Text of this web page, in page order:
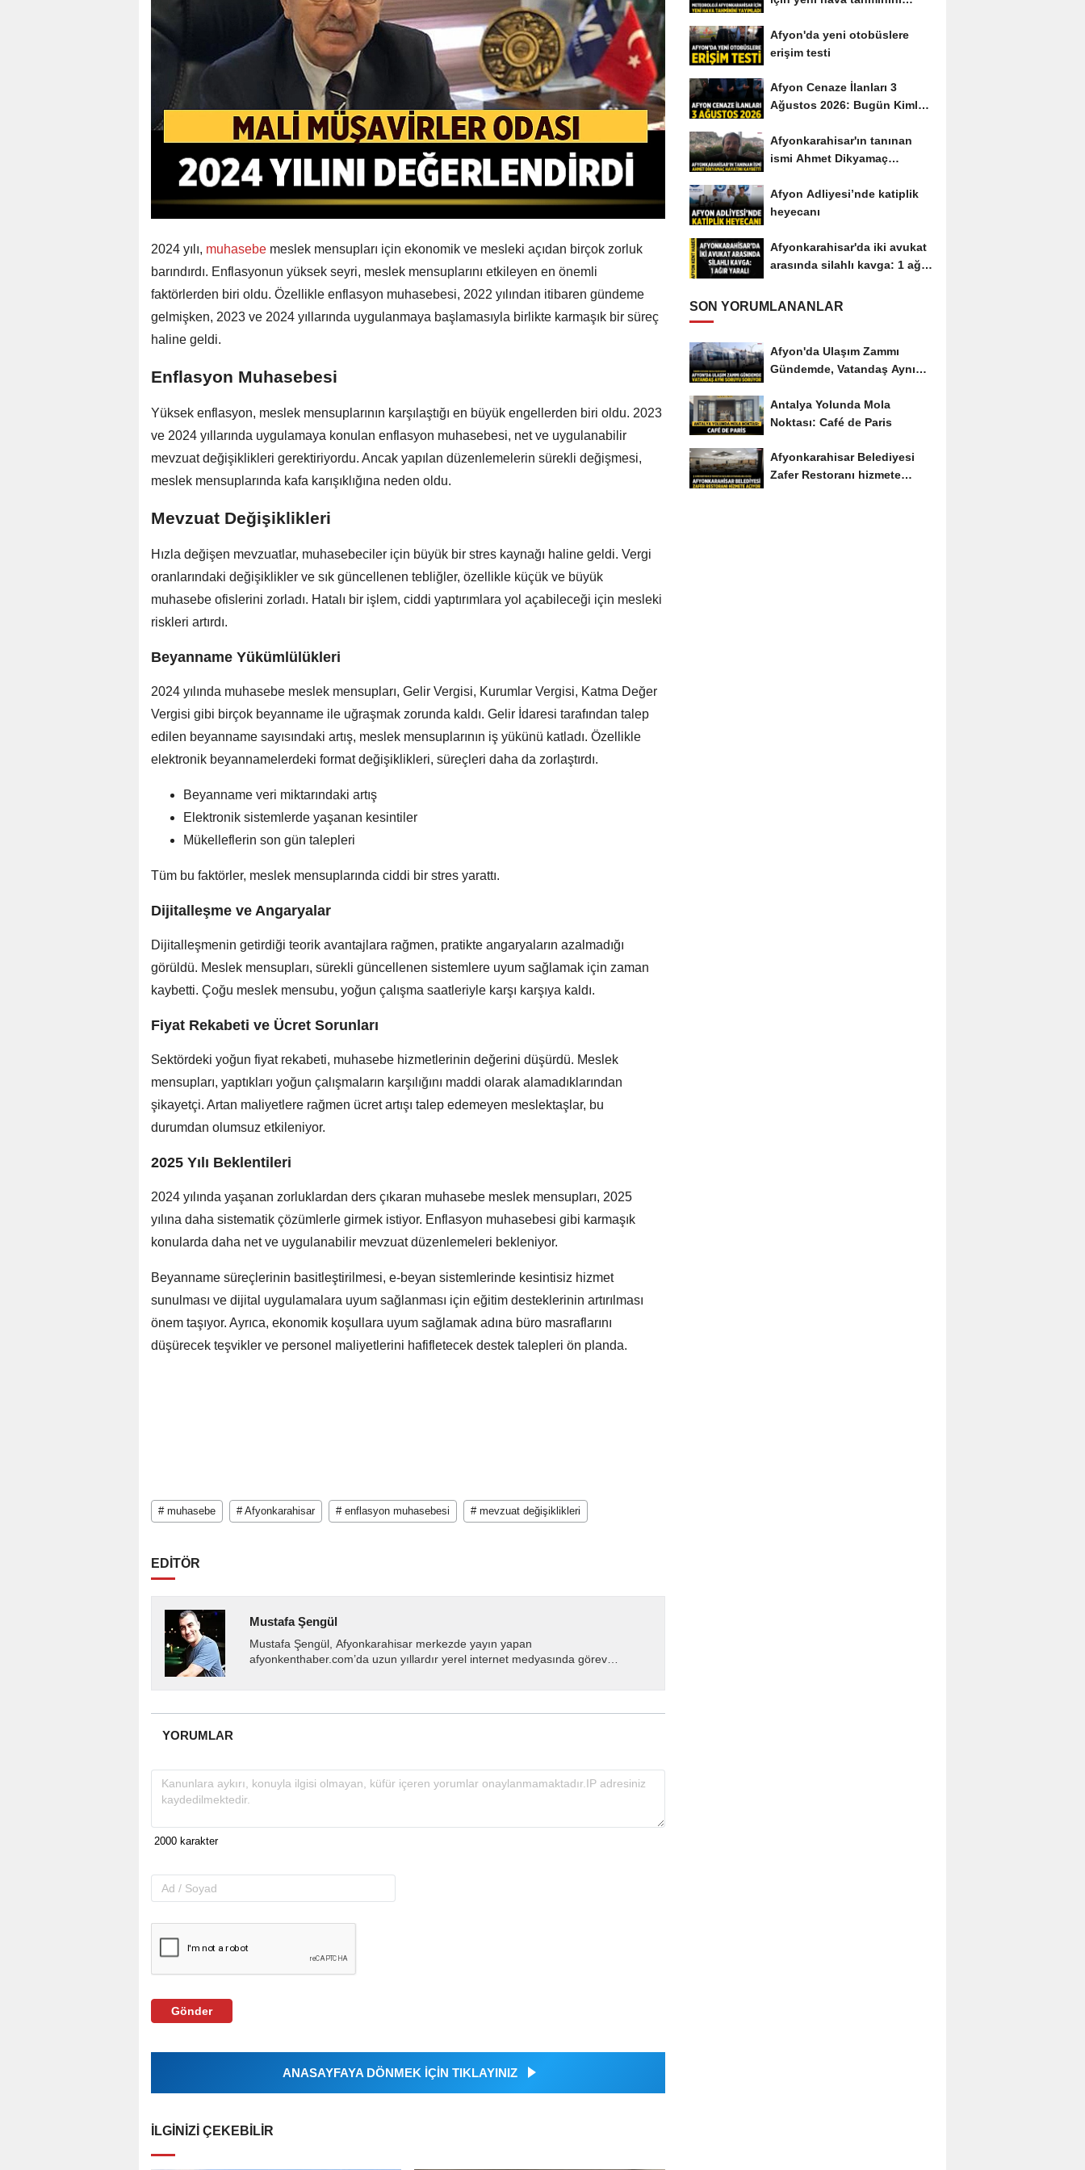
2024 yılı, muhasebe meslek mensupları için ekonomik ve mesleki açıdan birçok zorluk
barındırdı. Enflasyonun yüksek seyri, meslek mensuplarını etkileyen en önemli
faktörlerden biri oldu. Özellikle enflasyon muhasebesi, 2022 yılından itibaren gündeme
gelmişken, 2023 ve 2024 yıllarında uygulanmaya başlamasıyla birlikte karmaşık bir süreç
haline geldi.
Enflasyon Muhasebesi
Yüksek enflasyon, meslek mensuplarının karşılaştığı en büyük engellerden biri oldu. 2023
ve 2024 yıllarında uygulamaya konulan enflasyon muhasebesi, net ve uygulanabilir
mevzuat değişiklikleri gerektiriyordu. Ancak yapılan düzenlemelerin sürekli değişmesi,
meslek mensuplarında kafa karışıklığına neden oldu.
Mevzuat Değişiklikleri
Hızla değişen mevzuatlar, muhasebeciler için büyük bir stres kaynağı haline geldi. Vergi
oranlarındaki değişiklikler ve sık güncellenen tebliğler, özellikle küçük ve büyük
muhasebe ofislerini zorladı. Hatalı bir işlem, ciddi yaptırımlara yol açabileceği için mesleki
riskleri artırdı.
Beyanname Yükümlülükleri
2024 yılında muhasebe meslek mensupları, Gelir Vergisi, Kurumlar Vergisi, Katma Değer
Vergisi gibi birçok beyanname ile uğraşmak zorunda kaldı. Gelir İdaresi tarafından talep
edilen beyanname sayısındaki artış, meslek mensuplarının iş yükünü katladı. Özellikle
elektronik beyannamelerdeki format değişiklikleri, süreçleri daha da zorlaştırdı.
Beyanname veri miktarındaki artış
Elektronik sistemlerde yaşanan kesintiler
Mükelleflerin son gün talepleri
Tüm bu faktörler, meslek mensuplarında ciddi bir stres yarattı.
Dijitalleşme ve Angaryalar
Dijitalleşmenin getirdiği teorik avantajlara rağmen, pratikte angaryaların azalmadığı
görüldü. Meslek mensupları, sürekli güncellenen sistemlere uyum sağlamak için zaman
kaybetti. Çoğu meslek mensubu, yoğun çalışma saatleriyle karşı karşıya kaldı.
Fiyat Rekabeti ve Ücret Sorunları
Sektördeki yoğun fiyat rekabeti, muhasebe hizmetlerinin değerini düşürdü. Meslek
mensupları, yaptıkları yoğun çalışmaların karşılığını maddi olarak alamadıklarından
şikayetçi. Artan maliyetlere rağmen ücret artışı talep edemeyen meslektaşlar, bu
durumdan olumsuz etkileniyor.
2025 Yılı Beklentileri
2024 yılında yaşanan zorluklardan ders çıkaran muhasebe meslek mensupları, 2025
yılına daha sistematik çözümlerle girmek istiyor. Enflasyon muhasebesi gibi karmaşık
konularda daha net ve uygulanabilir mevzuat düzenlemeleri bekleniyor.
Beyanname süreçlerinin basitleştirilmesi, e-beyan sistemlerinde kesintisiz hizmet
sunulması ve dijital uygulamalara uyum sağlanması için eğitim desteklerinin artırılması
önem taşıyor. Ayrıca, ekonomik koşullara uyum sağlamak adına büro masraflarını
düşürecek teşvikler ve personel maliyetlerini hafifletecek destek talepleri ön planda.
# muhasebe # Afyonkarahisar # enflasyon muhasebesi # mevzuat değişiklikleri
EDİTÖR
Mustafa Şengül
Mustafa Şengül, Afyonkarahisar merkezde yayın yapan
afyonkenthaber.com’da uzun yıllardır yerel internet medyasında görev
YORUMLAR
Gönder
ANASAYFAYA DÖNMEK İÇİN TIKLAYINIZ
İLGINIZI ÇEKEBILIR
Afyon'da yeni otobüslere
erişim testi
Afyon Cenaze İlanları 3
Ağustos 2026: Bugün Kimler
Afyonkarahisar'ın tanınan
ismi Ahmet Dikyamaç
Afyon Adliyesi’nde katiplik
heyecanı
Afyonkarahisar'da iki avukat
arasında silahlı kavga: 1 ağır
SON YORUMLANANLAR
Afyon'da Ulaşım Zammı
Gündemde, Vatandaş Aynı
Antalya Yolunda Mola
Noktası: Café de Paris
Afyonkarahisar Belediyesi
Zafer Restoranı hizmete